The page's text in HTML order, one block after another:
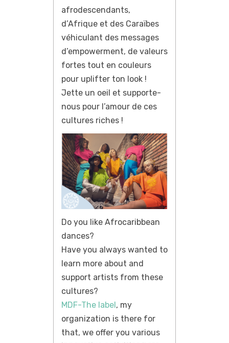
afrodescendants,
d’Afrique et des Caraïbes
véhiculant des messages
d’empowerment, de valeurs
fortes tout en couleurs
pour uplifter ton look !
Jette un oeil et supporte-
nous pour l’amour de ces
cultures riches !
Do you like Afrocaribbean
dances?
Have you always wanted to
learn more about and
support artists from these
cultures?
MDF-The label, my
organization is there for
that, we offer you various